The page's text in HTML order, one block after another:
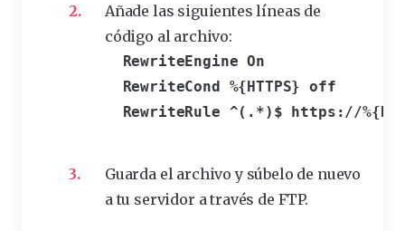
Añade las siguienteslíneas de
código al archivo:
  RewriteEngine On
  RewriteCond %{HTTPS} off
RewriteRule ^(.*)$ https://
Guarda el archivo y súbelo de nuevo
a tu servidor a través de FTP.